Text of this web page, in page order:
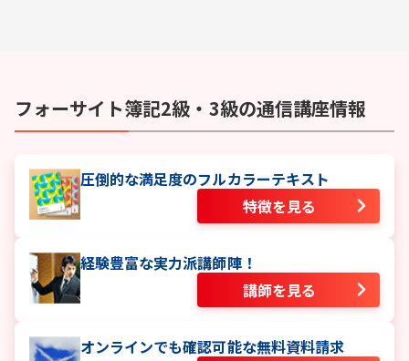
フォーサイト簿記2級・3級の通信講座情報
圧倒的な満足度のフルカラーテキスト
特徴を見る
経験豊富な実力派講師陣！
講師を見る
オンラインでも確認可能な無料資料請求